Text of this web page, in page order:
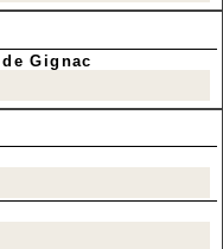
Gignac